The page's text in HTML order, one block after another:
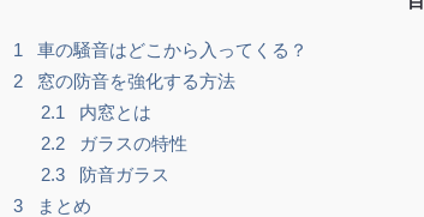
1
車の騒音はどこから入ってくる？
2
窓の防音を強化する方法
2.1
内窓とは
2.2
ガラスの特性
2.3
防音ガラス
3
まとめ